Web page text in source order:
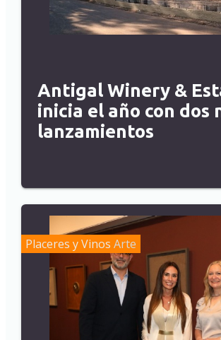
Antigal Winery &
inicia el año con dos
lanzamientos
Placeres y Vinos Arte